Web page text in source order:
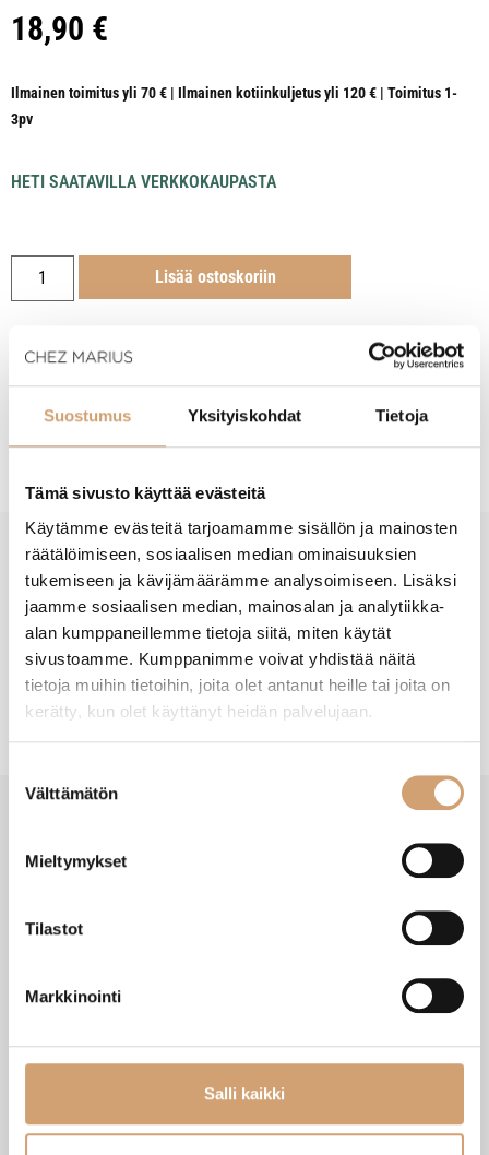
Suostumus Yksityiskohdat Tietoja
Tämä sivusto käyttää evästeitä
Käytämme evästeitä tarjoamamme sisällön ja mainosten
räätälöimiseen, sosiaalisen median ominaisuuksien
tukemiseen ja kävijämäärämme analysoimiseen. Lisäksi
jaamme sosiaalisen median, mainosalan ja analytiikka-
alan kumppaneillemme tietoja siitä, miten käytät
sivustoamme. Kumppanimme voivat yhdistää näitä
tietoja muihin tietoihin, joita olet antanut heille tai joita on
kerätty, kun olet käyttänyt heidän palvelujaan.
valinta
Välttämätön
Mieltymykset
Tilastot
Markkinointi
Salli kaikki
18,90 €
Ilmainen toimitus yli 70 € | Ilmainen kotiinkuljetus yli 120 € | Toimitus 1-
3pv
HETI SAATAVILLA VERKKOKAUPASTA
Lisää ostoskoriin
Tuotekuvaus
- Tuotteesta ei ole vielä arvosteluja -
New content loaded
SAATAT TARVITA MYÖS NÄITÄ